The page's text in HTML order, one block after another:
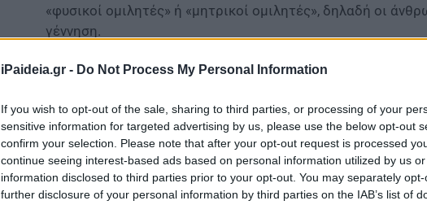
iPaideia.gr - Do Not Process My Personal Information
If you wish to opt-out of the sale, sharing to third parties, or processing of your
sensitive information for targeted advertising by us, please use the below opt-out
confirm your selection. Please note that after your opt-out request is processed
continue seeing interest-based ads based on personal information utilized by us
information disclosed to third parties prior to your opt-out. You may separately
further disclosure of your personal information by third parties on the IAB’s list of
«φυσικοί ομιλητές» ή «μητρικοί ομιλητές», δηλαδή οι
γέννηση.
Παρακάτω παρουσιάζονται οι γλώσσες με τους
Οι πιο ομιλούμενες γλώσσες στον κόσμο